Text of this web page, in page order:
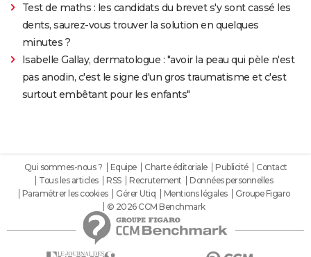
Test de maths : les candidats du brevet s'y sont cassé les
dents, saurez-vous trouver la solution en quelques
minutes ?
Isabelle Gallay, dermatologue : "avoir la peau qui pèle n'est
pas anodin, c'est le signe d'un gros traumatisme et c'est
surtout embêtant pour les enfants"
Qui sommes-nous ? Equipe Charte éditoriale Publicité
Contact
Tous les articles
RSS Recrutement
Données personnelles
Paramétrer les cookies
Gérer Utiq Mentions légales
Groupe Figaro
© 2026 CCM Benchmark